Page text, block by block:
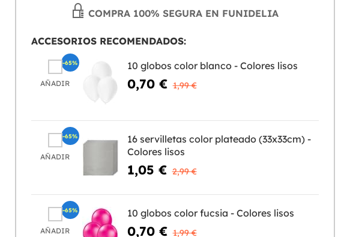
COMPRA 100% SEGURA EN FUNIDELIA
ACCESORIOS RECOMENDADOS:
AÑADIR
10 globos color blanco - Colores lisos
0,70 € 1,99 €
-65%
AÑADIR
16 servilletas color plateado (33x33cm) -
Colores lisos
1,05 € 2,99 €
-65%
AÑADIR
10 globos color fucsia - Colores lisos
0,70 € 1,99 €
-65%